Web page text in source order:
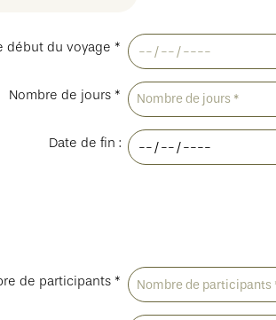
début du voyage *
Nombre de jours *
Date de fin :
de participants *